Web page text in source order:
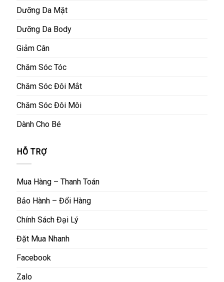
Dưỡng Da Mặt
Dưỡng Da Body
Giảm Cân
Chăm Sóc Tóc
Chăm Sóc Đôi Mắt
Chăm Sóc Đôi Môi
Dành Cho Bé
HỖ TRỢ
Mua Hàng – Thanh Toán
Bảo Hành – Đổi Hàng
Chính Sách Đại Lý
Đặt Mua Nhanh
Facebook
Zalo